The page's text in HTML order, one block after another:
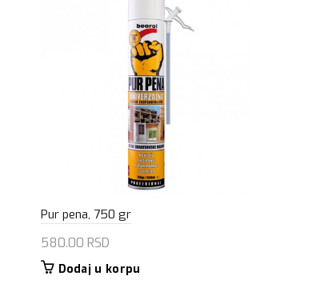
Pur pena, 750 gr
580.00 RSD
Dodaj u korpu